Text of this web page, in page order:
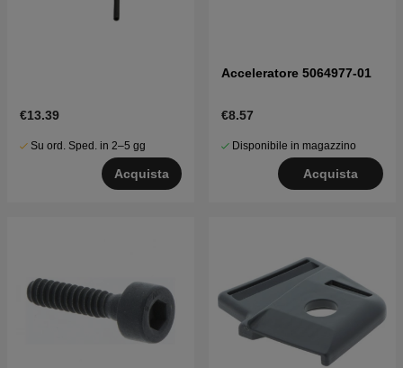
€13.39
Su ord. Sped. in 2–5 gg
Acquista
Acceleratore 5064977-01
€8.57
Disponibile in magazzino
Acquista